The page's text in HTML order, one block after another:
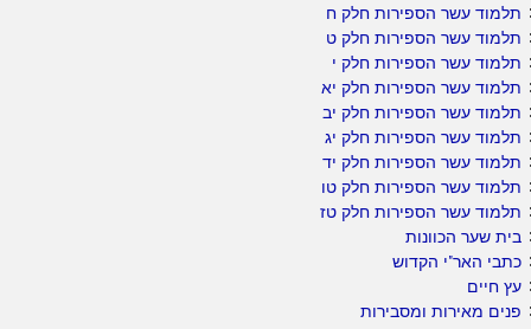
תלמוד עשר הספירות חלק ח
תלמוד עשר הספירות חלק ט
תלמוד עשר הספירות חלק י
תלמוד עשר הספירות חלק יא
תלמוד עשר הספירות חלק יב
תלמוד עשר הספירות חלק יג
תלמוד עשר הספירות חלק יד
תלמוד עשר הספירות חלק טו
תלמוד עשר הספירות חלק טז
בית שער הכוונות
כתבי האר"י הקדוש
עץ חיים
פנים מאירות ומסבירות